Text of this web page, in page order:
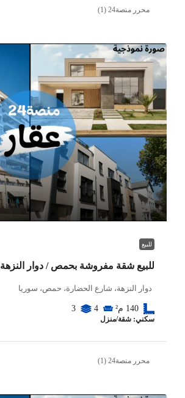
محرر منصة24 (1)
للبيع
للبيع شقة مفروشة بحمص / دوار النزهة
دوار النزهة، شارع الحضارة، حمص، سوريا
140 م² 4
3
سكني: شقة/منزل
محرر منصة24 (1)